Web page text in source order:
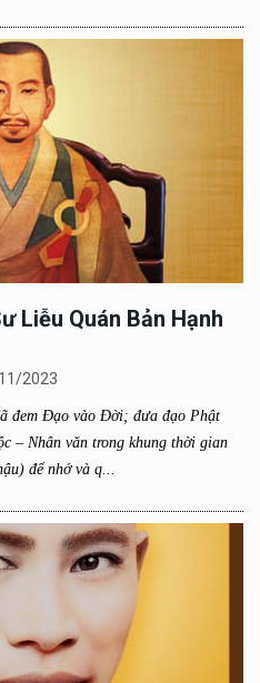
Liễu Quán Bản Hạnh
2023
đem Đạo vào Đời; đưa đạo Phật
– Nhân văn trong khung thời gian
để nhớ và q...